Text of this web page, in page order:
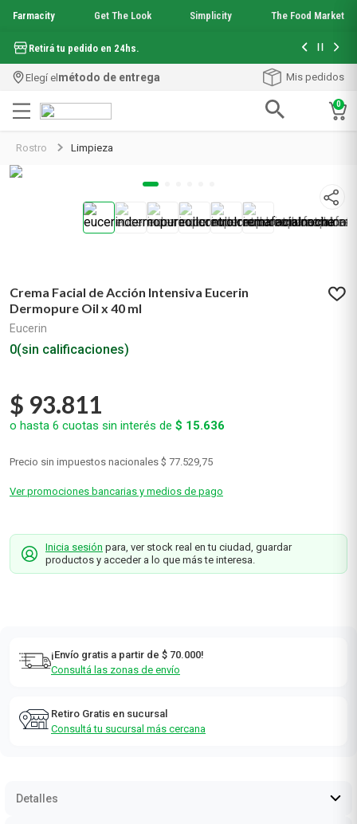
Farmacity Get The Look Simplicity The Food Market
Retirá tu pedido en 24hs. Hasta 6
Elegí elmétodo de entrega Mis pedidos
0
Rostro Limpieza
Crema Facial de Acción Intensiva Eucerin
Dermopure Oil x 40 ml
Eucerin
0(sin calificaciones)
$ 93.811
o hasta 6 cuotas sin interés de $ 15.636
Precio sin impuestos nacionales $ 77.529,75
Ver promociones bancarias y medios de pago
Inicia sesión para, ver stock real en tu ciudad, guardar
productos y acceder a lo que más te interesa.
¡Envío gratis a partir de $ 70.000!
Consultá las zonas de envío
Retiro Gratis en sucursal
Consultá tu sucursal más cercana
Detalles
2.
8. get the look
9.nyx
10.serum elvive